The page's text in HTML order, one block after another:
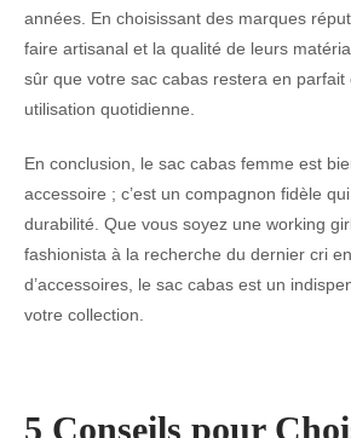
années. En choisissant des marques
faire artisanal et la qualité de leurs
sûr que votre sac cabas restera en parfait
utilisation quotidienne.
En conclusion, le sac cabas femme est
accessoire ; c’est un compagnon fidèle
durabilité. Que vous soyez une working
fashionista à la recherche du dernier cri
d’accessoires, le sac cabas est un
votre collection.
5 Conseils pour